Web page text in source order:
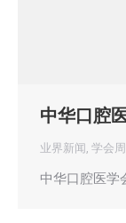
中华口腔
业界新闻 , 学会
中华口腔医学